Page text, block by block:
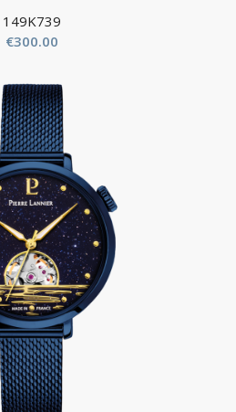
149K739
€300.00